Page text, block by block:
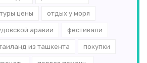
цены отдых у моря
аравии фестивали
из ташкента покупки